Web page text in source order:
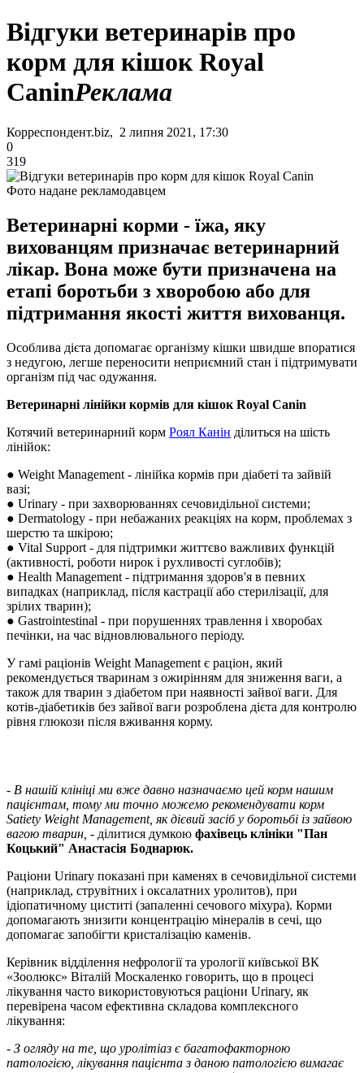
Відгуки ветеринарів про
корм для кішок Royal
CaninРеклама
Корреспондент.biz, 2 липня 2021, 17:30
0
319
Фото надане рекламодавцем
Ветеринарні корми - їжа, яку
вихованцям призначає ветеринарний
лікар. Вона може бути призначена на
етапі боротьби з хворобою або для
підтримання якості життя вихованця.
Особлива дієта допомагає організму кішки швидше впоратися
з недугою, легше переносити неприємний стан і підтримувати
організм під час одужання.
Ветеринарні лінійки кормів для кішок Royal Canin
Котячий ветеринарний корм Роял Канін ділиться на шість
лінійок:
● Weight Management - лінійка кормів при діабеті та зайвій
вазі;
● Urinary - при захворюваннях сечовидільної системи;
● Dermatology - при небажаних реакціях на корм, проблемах з
шерстю та шкірою;
● Vital Support - для підтримки життєво важливих функцій
(активності, роботи нирок і рухливості суглобів);
● Health Management - підтримання здоров'я в певних
випадках (наприклад, після кастрації або стерилізації, для
зрілих тварин);
● Gastrointestinal - при порушеннях травлення і хворобах
печінки, на час відновлювального періоду.
У гамі раціонів Weight Management є раціон, який
рекомендується тваринам з ожирінням для зниження ваги, а
також для тварин з діабетом при наявності зайвої ваги. Для
котів-діабетиків без зайвої ваги розроблена дієта для контролю
рівня глюкози після вживання корму.
- В нашій клініці ми вже давно назначаємо цей корм нашим
пацієнтам, тому ми точно можемо рекомендувати корм
Satiety Weight Management, як дієвий засіб у боротьбі із зайвою
вагою тварин, - ділитися думкою фахівець клініки "Пан
Коцький" Анастасія Боднарюк.
Раціони Urinary показані при каменях в сечовидільної системи
(наприклад, струвітних і оксалатних уролитов), при
ідіопатичному циститі (запаленні сечового міхура). Корми
допомагають знизити концентрацію мінералів в сечі, що
допомагає запобігти кристалізацію каменів.
Керівник відділення нефрології та урології київської ВК
«Зоолюкс» Віталій Москаленко говорить, що в процесі
лікування часто використовуються раціони Urinary, як
перевірена часом ефективна складова комплексного
лікування:
- З огляду на те, що уролітіаз є багатофакторною
патологією, лікування пацієнта з даною патологією вимагає